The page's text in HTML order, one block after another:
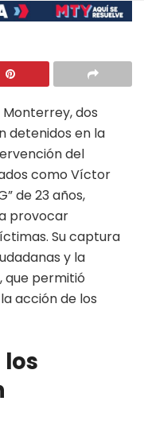
dos
detenidos en la
del
como Víctor
de 23 años,
provocar
Su captura
y la
que permitió
acción de los